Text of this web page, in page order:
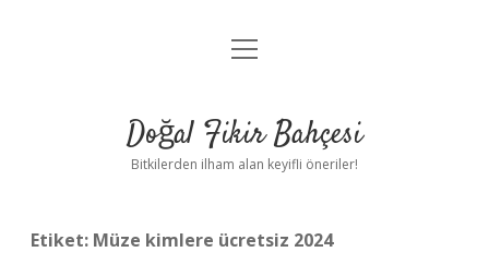
Anasayfa
Yasal Uyarı
menüyü
Doğal Fikir Bahçesi
Bitkilerden ilham alan keyifli öneriler!
Etiket: Müze kimlere ücretsiz 2024